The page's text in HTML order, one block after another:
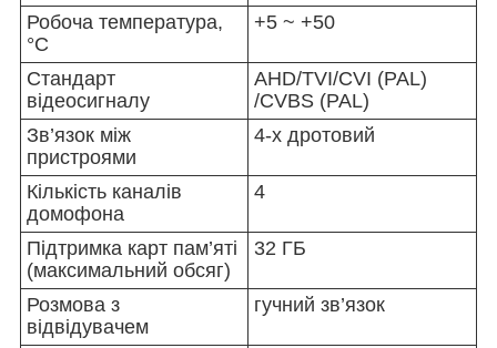
Робоча температура,
°C
+5 ~ +50
Стандарт
відеосигналу
AHD/TVI/CVI (PAL)
/CVBS (PAL)
Зв’язок між
пристроями
4-х дротовий
Кількість каналів
домофона
4
Підтримка карт пам’яті
(максимальний обсяг)
32 ГБ
Розмова з
відвідувачем
гучний зв’язок